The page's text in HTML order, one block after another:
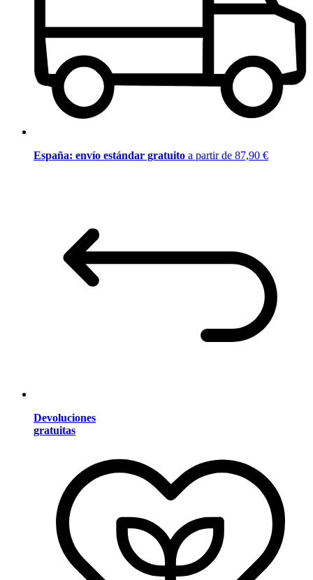
España: envío estándar gratuito a partir de 87,90 €
Devoluciones
gratuitas